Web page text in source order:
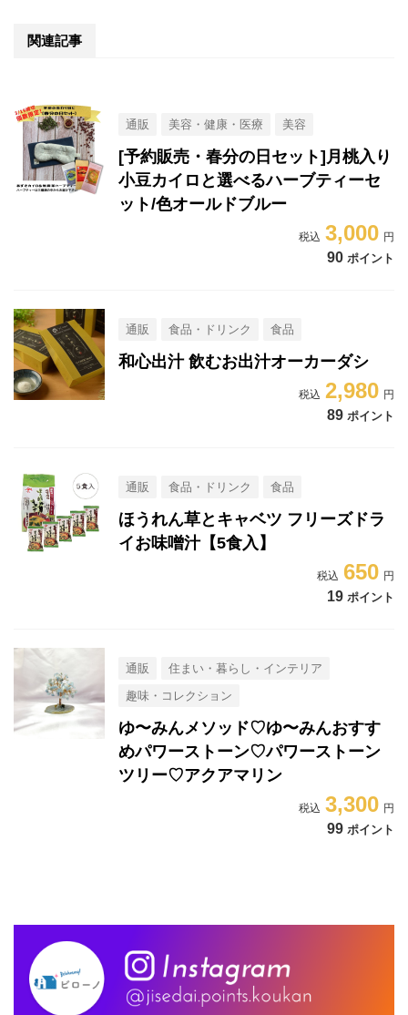
関連記事
通販 美容・健康・医療 美容
[予約販売・春分の日セット]月桃入り
小豆カイロと選べるハーブティーセ
ット/色オールドブルー
3,000
90 ポイント
通販 食品・ドリンク 食品
和心出汁 飲むお出汁オーカーダシ
2,980
89 ポイント
通販 食品・ドリンク 食品
ほうれん草とキャベツ フリーズドラ
イお味噌汁【5食入】
650
19 ポイント
通販
住まい・暮らし・インテリア
趣味・コレクション
ゆ〜みんメソッド♡ゆ〜みんおすす
めパワーストーン♡パワーストーン
ツリー♡アクアマリン
3,300
99 ポイント